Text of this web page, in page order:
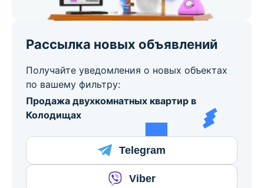
Рассылка новых объявлений
Получайте уведомления о новых объектах
по вашему фильтру:
Продажа двухкомнатных квартир в
Колодищах
Telegram
Viber